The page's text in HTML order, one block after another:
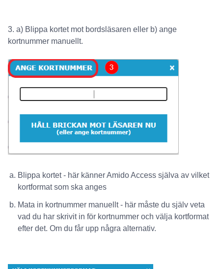
3. a) Blippa kortet mot bordsläsaren eller b) ange
kortnummer manuellt.
Blippa kortet - här känner Amido Access själva av vilket
kortformat som ska anges
Mata in kortnummer manuellt - här måste du själv veta
vad du har skrivit in för kortnummer och välja kortformat
efter det. Om du får upp några alternativ.